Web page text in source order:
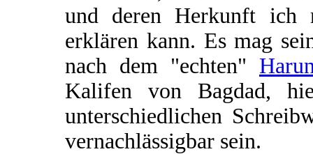
und deren Herkunft
erklären kann. Es mag
nach dem "echten"
Kalifen von Bagdad,
unterschiedlichen
vernachlässigbar sein.